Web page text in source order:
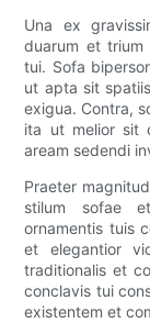
Una ex
duarum et trium
tui. Sofa
ut apta sit
exigua. Contra,
ita ut melior sit
aream sedendi
Praeter
stilum sofae
ornamentis tuis
et elegantior
traditionalis et
conclavis tui
existentem et